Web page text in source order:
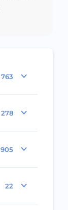
763
278
905
22